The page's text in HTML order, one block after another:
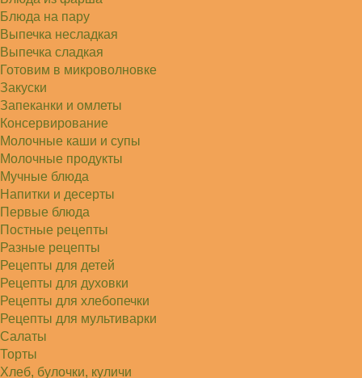
Блюда на пару
Выпечка несладкая
Выпечка сладкая
Готовим в микроволновке
Закуски
Запеканки и омлеты
Консервирование
Молочные каши и супы
Молочные продукты
Мучные блюда
Напитки и десерты
Первые блюда
Постные рецепты
Разные рецепты
Рецепты для детей
Рецепты для духовки
Рецепты для хлебопечки
Рецепты для мультиварки
Салаты
Торты
Хлеб, булочки, куличи